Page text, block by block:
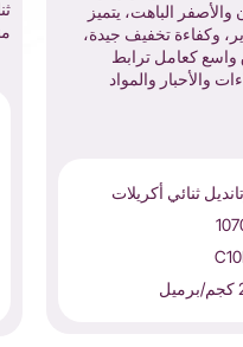
الباهت، يتميز
وكفاءة تخفيف جيدة،
واسع كعامل ترابط
والأحبار والمواد